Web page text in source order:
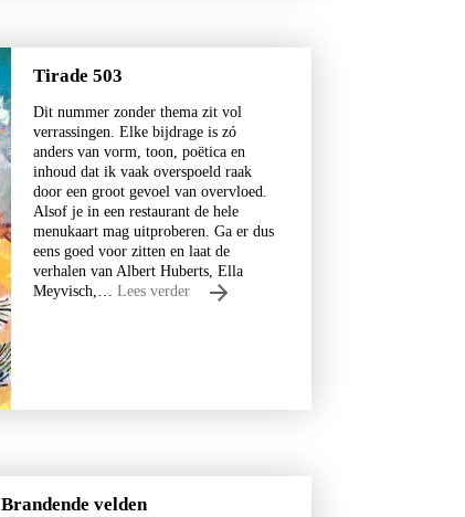
Tirade 503
Dit nummer zonder thema zit vol
verrassingen. Elke bijdrage is zó
anders van vorm, toon, poëtica en
inhoud dat ik vaak overspoeld raak
door een groot gevoel van overvloed.
Alsof je in een restaurant de hele
menukaart mag uitproberen. Ga er dus
eens goed voor zitten en laat de
verhalen van Albert Huberts, Ella
Meyvisch,…Lees verder
Brandende velden